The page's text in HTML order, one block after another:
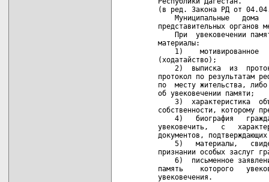
(в ред. Закона РД от
Муниципальные   дома
представительных органов
При  увековечении
   материалы:
1)    мотивированное
   (ходатайство);
2)  выписка  из
протокол по результатам
по  месту жительства,
   об увековечении памяти;
3)  характеристика
собственности, которому
4)   биография
увековечить,   с
документов, подтверждающих
5)   материалы,
признании особых заслуг
6)  письменное
память    которого
   увековечения.